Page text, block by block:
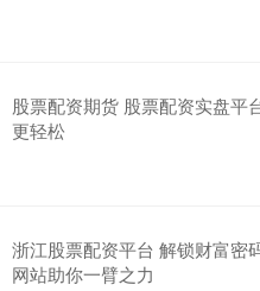
股票配资期货 股票配资实盘平
更轻松
浙江股票配资平台 解锁财富密
网站助你一臂之力